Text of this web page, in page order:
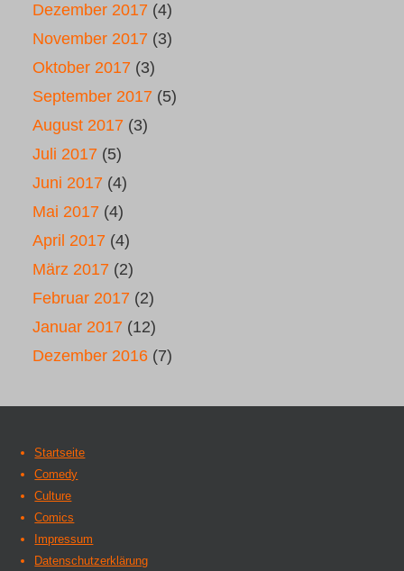
Dezember 2017 (4)
November 2017 (3)
Oktober 2017 (3)
September 2017 (5)
August 2017 (3)
Juli 2017 (5)
Juni 2017 (4)
Mai 2017 (4)
April 2017 (4)
März 2017 (2)
Februar 2017 (2)
Januar 2017 (12)
Dezember 2016 (7)
Startseite
Comedy
Culture
Comics
Impressum
Datenschutzerklärung